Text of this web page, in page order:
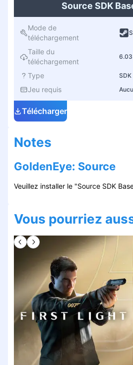
Source SDK
Mode de
téléchargement
Taille du
téléchargement
6.03
Type SDK
Jeu requis
Télécharger
Notes
GoldenEye: Source
Veuillez installer le "Source SDK
Vous pourriez